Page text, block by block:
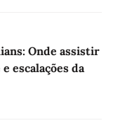
Onde assistir
escalações da